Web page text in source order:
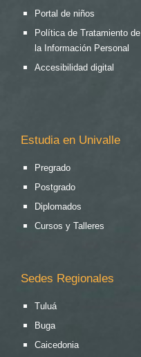
Portal de niños
Política de Tratamiento de
la Información Personal
Accesibilidad digital
Estudia en Univalle
Pregrado
Postgrado
Diplomados
Cursos y Talleres
Sedes Regionales
Tuluá
Buga
Caicedonia